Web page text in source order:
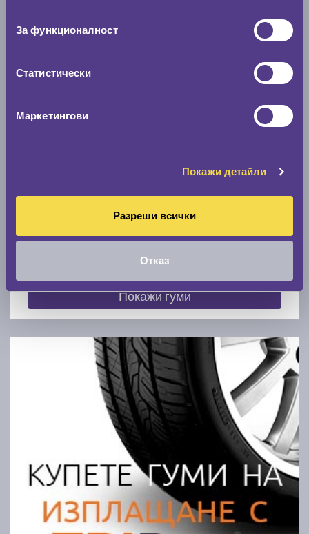
За функционалност
Статистически
Маркетингови
Покажи детайли
Разреши всички
Отказ
Модел
Покажи гуми